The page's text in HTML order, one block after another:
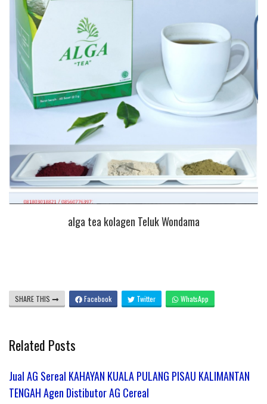
alga tea kolagen Teluk Wondama
SHARE THIS Facebook Twitter WhatsApp
Related Posts
Jual AG Sereal KAHAYAN KUALA PULANG PISAU KALIMANTAN
TENGAH Agen Distibutor AG Cereal